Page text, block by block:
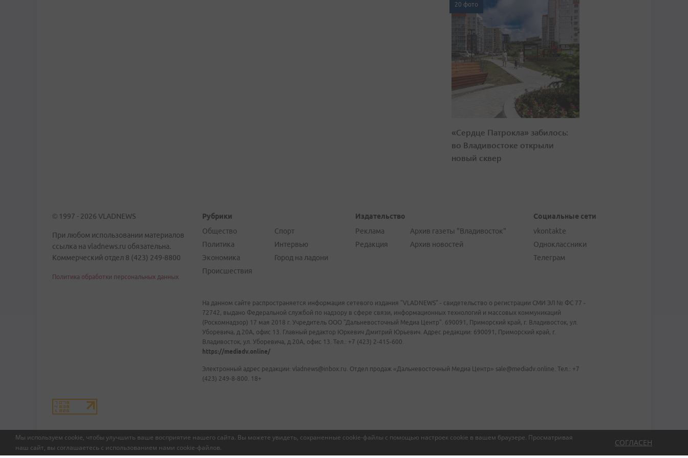
Мы используем cookie, чтобы улучшить ваше восприятие нашего сайта. Вы можете увидеть, сохраненные cookie-файлы с помощью настроек cookie в вашем браузере. Просматривая
наш сайт, вы соглашаетесь с использованием нами cookie-файлов.
СОГЛАСЕН
20 фото
«Сердце Патрокла» забилось:
во Владивостоке открыли
новый сквер
© 1997 - 2026 VLADNEWS
При любом использовании материалов
ссылка на vladnews.ru обязательна.
Коммерческий отдел 8 (423) 249-8800
Политика обработки персональных данных
Рубрики
Общество
Политика
Экономика
Происшествия
Спорт
Интервью
Город на ладони
Издательство
Реклама
Редакция
Архив газеты "Владивосток"
Архив новостей
Социальные сети
vkontakte
Одноклассники
Телеграм
На данном сайте распространяется информация сетевого издания "VLADNEWS" - свидетельство о регистрации СМИ ЭЛ № ФС 77 -
72742, выдано Федеральной службой по надзору в сфере связи, информационных технологий и массовых коммуникаций
(Роскомнадзор) 17 мая 2018 г. Учредитель ООО "Дальневосточный Медиа Центр". 690091, Приморский край, г. Владивосток, ул.
Уборевича, д.20А, офис 13. Главный редактор Юркевич Дмитрий Юрьевич. Адрес редакции: 690091, Приморский край, г.
Владивосток, ул. Уборевича, д.20А, офис 13. Тел.: +7 (423) 2-415-600.
https://mediadv.online/
Электронный адрес редакции: vladnews@inbox.ru. Отдел продаж «Дальневосточный Медиа Центр» sale@mediadv.online. Тел.: +7
(423) 249-8-800. 18+